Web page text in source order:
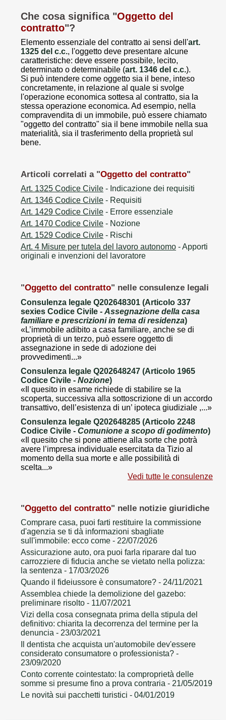
Che cosa significa "Oggetto del
contratto"?
Elemento essenziale del contratto ai sensi dell'art.
1325 del c.c., l'oggetto deve presentare alcune
caratteristiche: deve essere possibile, lecito,
determinato o determinabile (art. 1346 del c.c.).
Si può intendere come oggetto sia il bene, inteso
concretamente, in relazione al quale si svolge
l'operazione economica sottesa al contratto, sia la
stessa operazione economica. Ad esempio, nella
compravendita di un immobile, può essere chiamato
"oggetto del contratto" sia il bene immobile nella sua
materialità, sia il trasferimento della proprietà sul
bene.
Articoli correlati a "Oggetto del contratto"
Art. 1325 Codice Civile - Indicazione dei requisiti
Art. 1346 Codice Civile - Requisiti
Art. 1429 Codice Civile - Errore essenziale
Art. 1470 Codice Civile - Nozione
Art. 1529 Codice Civile - Rischi
Art. 4 Misure per tutela del lavoro autonomo - Apporti
originali e invenzioni del lavoratore
"Oggetto del contratto" nelle consulenze legali
Consulenza legale Q202648301 (Articolo 337
sexies Codice Civile - Assegnazione della casa
familiare e prescrizioni in tema di residenza)
«L’immobile adibito a casa familiare, anche se di
proprietà di un terzo, può essere oggetto di
assegnazione in sede di adozione dei
provvedimenti...»
Consulenza legale Q202648247 (Articolo 1965
Codice Civile - Nozione)
«Il quesito in esame richiede di stabilire se la
scoperta, successiva alla sottoscrizione di un accordo
transattivo, dell’esistenza di un’ ipoteca giudiziale ,...»
Consulenza legale Q202648285 (Articolo 2248
Codice Civile - Comunione a scopo di godimento)
«Il quesito che si pone attiene alla sorte che potrà
avere l’impresa individuale esercitata da Tizio al
momento della sua morte e alle possibilità di
scelta...»
Vedi tutte le consulenze
"Oggetto del contratto" nelle notizie giuridiche
Comprare casa, puoi farti restituire la commissione
d'agenzia se ti dà informazioni sbagliate
sull'immobile: ecco come - 22/07/2026
Assicurazione auto, ora puoi farla riparare dal tuo
carrozziere di fiducia anche se vietato nella polizza:
la sentenza - 17/03/2026
Quando il fideiussore è consumatore? - 24/11/2021
Assemblea chiede la demolizione del gazebo:
preliminare risolto - 11/07/2021
Vizi della cosa consegnata prima della stipula del
definitivo: chiarita la decorrenza del termine per la
denuncia - 23/03/2021
Il dentista che acquista un'automobile dev'essere
considerato consumatore o professionista? -
23/09/2020
Conto corrente cointestato: la comproprietà delle
somme si presume fino a prova contraria - 21/05/2019
Le novità sui pacchetti turistici - 04/01/2019